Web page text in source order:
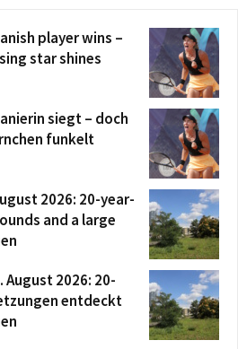
player wins –
star shines
siegt – doch
funkelt
2026: 20-year-
and a large
August 2026: 20-
entdeckt